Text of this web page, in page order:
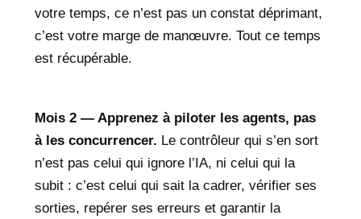
votre temps, ce n’est pas un constat déprimant,
c’est votre marge de manœuvre. Tout ce temps
est récupérable.
Mois 2 — Apprenez à piloter les agents, pas
à les concurrencer. Le contrôleur qui s’en sort
n’est pas celui qui ignore l’IA, ni celui qui la
subit : c’est celui qui sait la cadrer, vérifier ses
sorties, repérer ses erreurs et garantir la